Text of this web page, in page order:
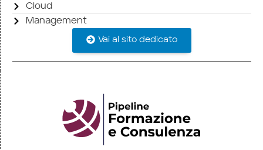
Cloud
Management
Vai al sito dedicato